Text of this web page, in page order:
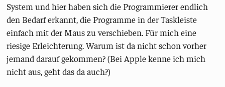
System und hier haben sich die Programmierer endlich
den Bedarf erkannt, die Programme in der Taskleiste
einfach mit der Maus zu verschieben. Für mich eine
riesige Erleichterung. Warum ist da nicht schon vorher
jemand darauf gekommen? (Bei Apple kenne ich mich
nicht aus, geht das da auch?)